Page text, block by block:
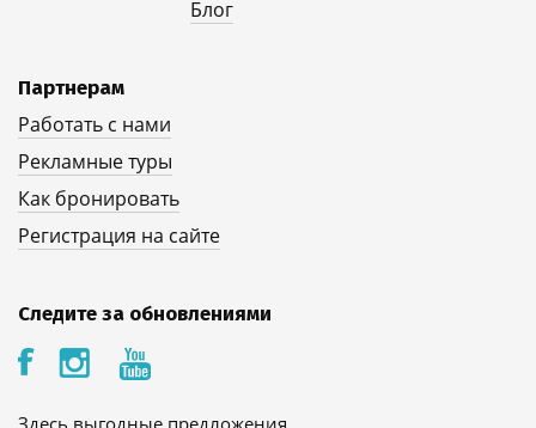
Блог
Партнерам
Работать с нами
Рекламные туры
Как бронировать
Регистрация на сайте
Следите за обновлениями
Здесь выгодные предложения